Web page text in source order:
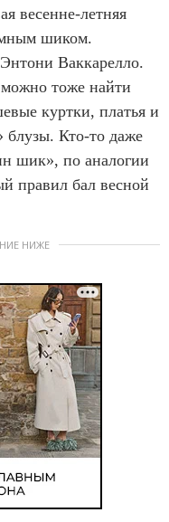
весенне-летняя
шиком.
Ваккарелло.
тоже найти
куртки, платья и
блузы. Кто-то даже
шик», по аналогии
правил бал весной
НИЖЕ